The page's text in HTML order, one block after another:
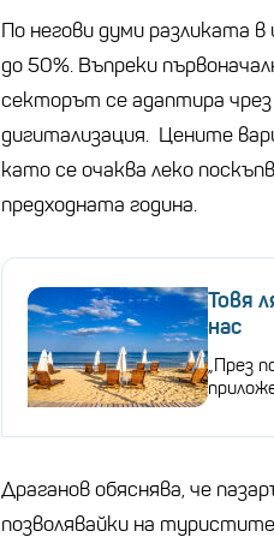
По негови думи разликата
до 50%. Въпреки
секторът се адаптира чрез
дигитализация. Цените
като се очаква леко
предходната година.
Товя
нас
„През
Драганов обяснява, че
позволявайки на